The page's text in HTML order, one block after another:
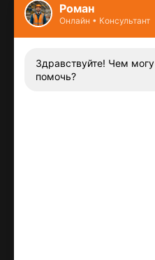
Контакты
Заказать звонок
Роман
Онлайн • Консультант
Здравствуйте! Чем могу
помочь?